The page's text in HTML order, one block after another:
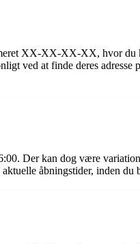
XX-XX-XX-XX, hvor du
ved at finde deres adresse
Der kan dog være
åbningstider, inden